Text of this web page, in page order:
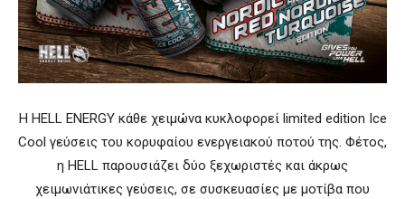
Η HELL ENERGY κάθε χειμώνα κυκλοφορεί limited edition Ice
Cool γεύσεις του κορυφαίου ενεργειακού ποτού της. Φέτος,
η HELL παρουσιάζει δύο ξεχωριστές και άκρως
χειμωνιάτικες γεύσεις, σε συσκευασίες με μοτίβα που